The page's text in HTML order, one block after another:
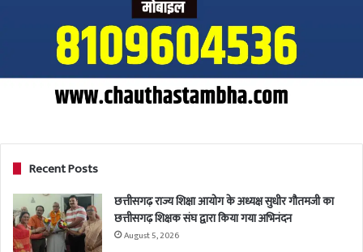
Recent Posts
छत्तीसगढ़ राज्य शिक्षा आयोग के अध्यक्ष सुधीर गौतमजी का
छत्तीसगढ़ शिक्षक संघ द्वारा किया गया अभिनंदन
August 5, 2026